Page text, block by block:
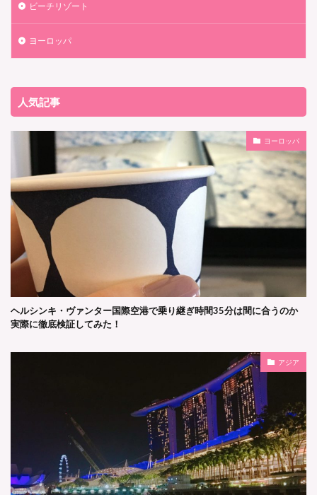
ビーチリゾート
ヨーロッパ
人気記事
ヨーロッパ
ヘルシンキ・ヴァンター国際空港で乗り継ぎ時間35分は間に合うのか
実際に徹底検証してみた！
アジア